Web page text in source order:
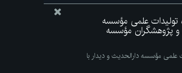
تولیدات علمی مؤسسه
و پژوهشگران مؤسسه
علمی مؤسسه دارالحدیث و دیدار با